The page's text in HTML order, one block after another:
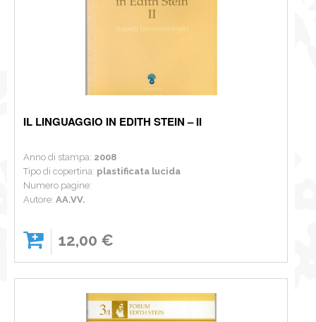
IL LINGUAGGIO IN EDITH STEIN – II
Anno di stampa: 2008
Tipo di copertina: plastificata lucida
Numero pagine:
Autore: AA.VV.
12,00 €